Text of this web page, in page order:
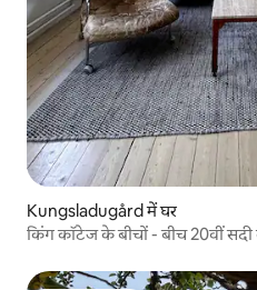
Kungsladugård में घर
किंग कॉटेज के बीचों - बीच 20वीं